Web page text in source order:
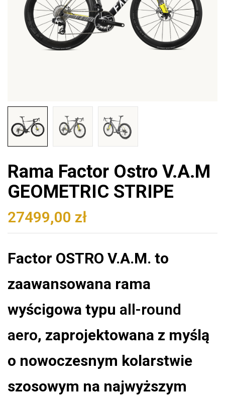
Rama Factor Ostro V.A.M
GEOMETRIC STRIPE
27499,00 zł
Factor OSTRO V.A.M. to
zaawansowana rama
wyścigowa typu all-round
aero, zaprojektowana z myślą
o nowoczesnym kolarstwie
szosowym na najwyższym